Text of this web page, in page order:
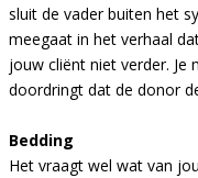
sluit de vader buiten het
meegaat in het verhaal
jouw cliënt niet verder.
doordringt dat de donor
Bedding
Het vraagt wel wat van